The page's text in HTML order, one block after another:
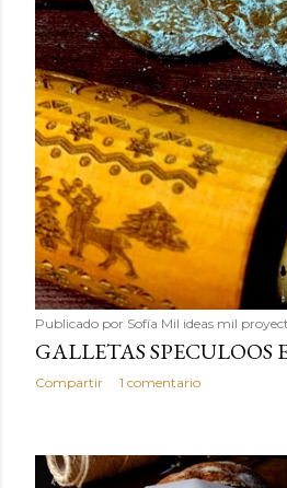
Publicado por Sofía Mil ideas mil
GALLETAS
Compartir 1 comentario